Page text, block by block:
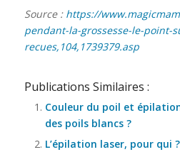
Source : https://
pendant-la-grossesse-le-point-
recues,104,1739379.asp
Publications Similaires :
Couleur du poil et
des poils blancs ?
L’épilation laser, pour qui ?